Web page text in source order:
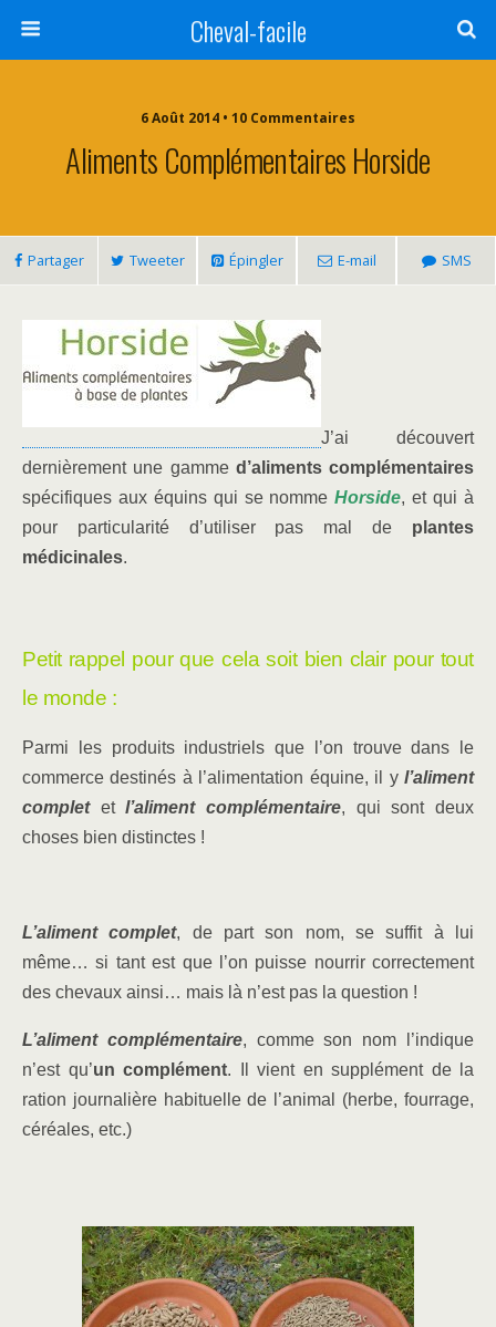
Cheval-facile
6 Août 2014 • 10 Commentaires
Aliments Complémentaires Horside
Partager Tweeter Épingler E-mail SMS
J’ai découvert
dernièrement une gamme d’aliments complémentaires
spécifiques aux équins qui se nommeHorside, et qui à
pour particularité d’utiliser pas mal de plantes
médicinales.
Petit rappel pour que cela soit bien clair pour tout
le monde :
Parmi les produits industriels que l’on trouve dans le
commerce destinés à l’alimentation équine, il y l’aliment
completetl’aliment complémentaire, qui sont deux
choses bien distinctes !
L’aliment complet, de part son nom, se suffit à lui
même… si tant est que l’on puisse nourrir correctement
des chevaux ainsi… mais là n’est pas la question !
L’aliment complémentaire, comme son nom l’indique
n’est qu’un complément. Il vient en supplément de la
ration journalière habituelle de l’animal (herbe, fourrage,
céréales, etc.)